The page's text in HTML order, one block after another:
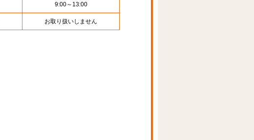
9:00～13:00
お取り扱いしません